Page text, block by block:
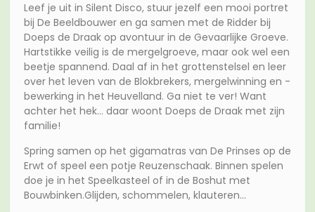
Leef je uit in Silent Disco, stuur jezelf een mooi portret
bij De Beeldbouwer en ga samen met de Ridder bij
Doeps de Draak op avontuur in de Gevaarlijke Groeve.
Hartstikke veilig is de mergelgroeve, maar ook wel een
beetje spannend. Daal af in het grottenstelsel en leer
over het leven van de Blokbrekers, mergelwinning en -
bewerking in het Heuvelland. Ga niet te ver! Want
achter het hek… daar woont Doeps de Draak met zijn
familie!
Spring samen op het gigamatras van De Prinses op de
Erwt of speel een potje Reuzenschaak. Binnen spelen
doe je in het Speelkasteel of in de Boshut met
Bouwbinken.Glijden, schommelen, klauteren…